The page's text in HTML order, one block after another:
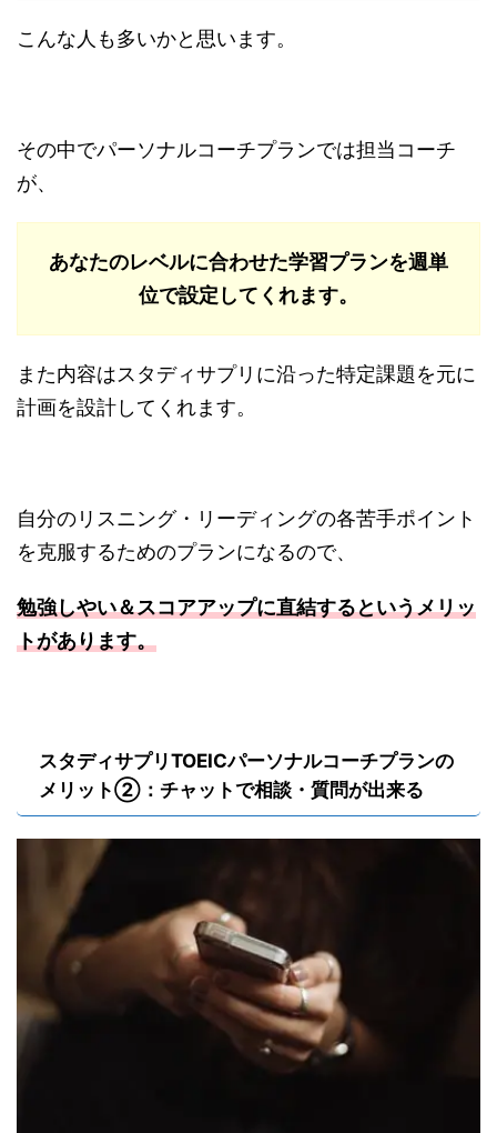
こんな人も多いかと思います。
その中でパーソナルコーチプランでは担当コーチ
が、
あなたのレベルに合わせた学習プランを週単
位で設定してくれます。
また内容はスタディサプリに沿った特定課題を元に
計画を設計してくれます。
自分のリスニング・リーディングの各苦手ポイント
を克服するためのプランになるので、
勉強しやい＆スコアアップに直結するというメリッ
トがあります。
スタディサプリTOEICパーソナルコーチプランの
メリット②：チャットで相談・質問が出来る